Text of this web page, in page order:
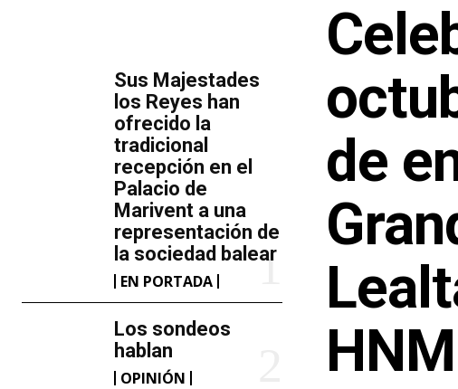
​Sus Majestades
los Reyes han
ofrecido la
tradicional
recepción en el
Palacio de
Marivent​ a una
representación de
la sociedad balear
EN PORTADA
Los sondeos
hablan
OPINIÓN
de